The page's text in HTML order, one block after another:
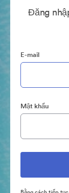
Đăng
E-mail
Mật khẩu